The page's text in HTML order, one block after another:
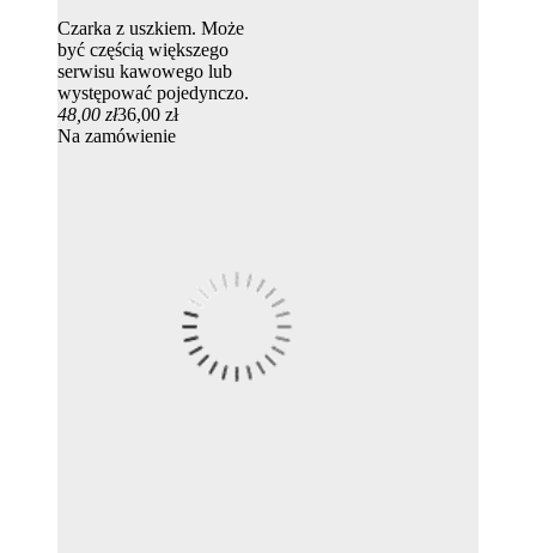
Czarka z uszkiem. Może
być częścią większego
serwisu kawowego lub
występować pojedynczo.
48,00 zł36,00 zł
Na zamówienie